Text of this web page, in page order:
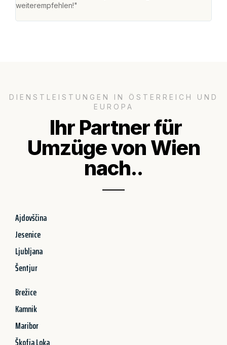
weiterempfehlen!"
DIENSTLEISTUNGEN IN ÖSTERREICH UND
EUROPA
Ihr Partner für
Umzüge von Wien
nach..
Ajdovščina
Jesenice
Ljubljana
Šentjur
Brežice
Kamnik
Maribor